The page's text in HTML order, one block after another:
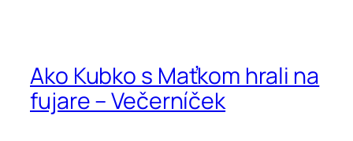
Ako Kubko s Maťkom hrali na
fujare – Večerníček